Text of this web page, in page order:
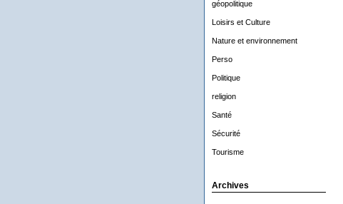
géopolitique
Loisirs et Culture
Nature et environnement
Perso
Politique
religion
Santé
Sécurité
Tourisme
Archives